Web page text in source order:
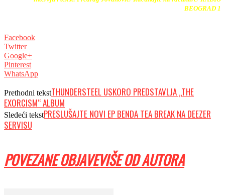
BEOGRAD 1
Facebook
Twitter
Google+
Pinterest
WhatsApp
Prethodni tekstTHUNDERSTEEL USKORO PREDSTAVLJA „THE
EXORCISM“ ALBUM
Sledeći tekstPRESLUŠAJTE NOVI EP BENDA TEA BREAK NA DEEZER
SERVISU
POVEZANE OBJAVEVIŠE OD AUTORA